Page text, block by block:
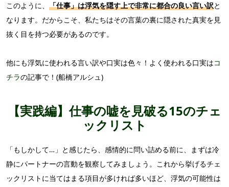
このように、 「仕事」は浮気を隠す上で非常に都合の良い言い訳と
なります。だからこそ、私たちはその言葉の裏に隠された真実を見
抜く目を持つ必要があるのです。
他にも浮気に使われる言い訳や口実は色々！よく使われる口実はコ
チラの記事で！(船橋アルシュ)
【実践編】仕事の嘘を見破る15のチェ
ックリスト
「もしかして…」と感じたら、感情的に問い詰める前に、まずは冷
静にパートナーの言動を観察してみましょう。これから挙げるチェ
ックリストに当てはまる項目が多ければ多いほど、浮気の可能性は